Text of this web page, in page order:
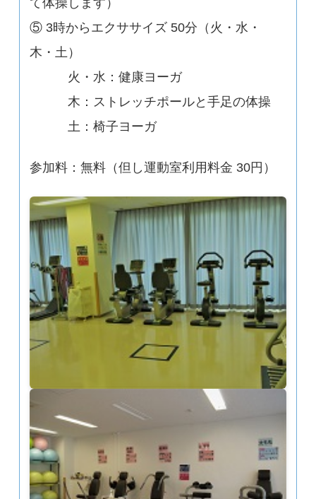
⑤ 3時からエクササイズ 50分（火・水・
木・土）
火・水：健康ヨーガ
木：ストレッチポールと手足の体操
土：椅子ヨーガ
参加料：無料（但し運動室利用料金 30円）